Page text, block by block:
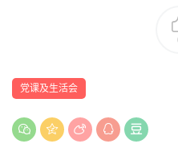
党课及生活会